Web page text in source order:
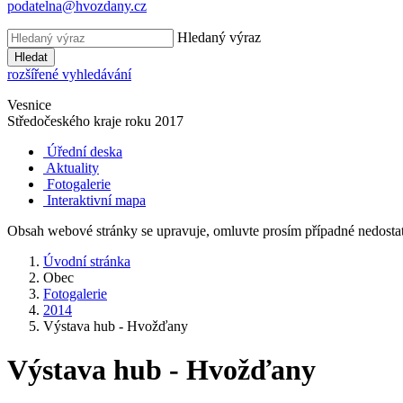
podatelna@hvozdany.cz
Hledaný výraz
Hledat
rozšířené vyhledávání
Vesnice
Středočeského kraje roku 2017
Úřední deska
Aktuality
Fotogalerie
Interaktivní mapa
Obsah webové stránky se upravuje, omluvte prosím případné
Úvodní stránka
Obec
Fotogalerie
2014
Výstava hub - Hvožďany
Výstava hub - Hvožďany